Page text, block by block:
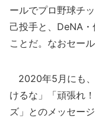
ールでプロ野球チ
己投手と、DeNA
ことだ。なおセー
2020年5月にも、
けるな」「頑張れ
ズ」とのメッセー